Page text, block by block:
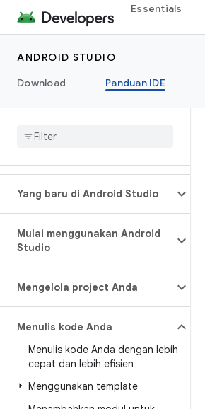
Essentials
ANDROID STUDIO
Download
Panduan IDE
Yang baru di Android Studio
Mulai menggunakan Android
Studio
Mengelola project Anda
Menulis kode Anda
Menulis kode Anda dengan lebih
cepat dan lebih efisien
Menggunakan template